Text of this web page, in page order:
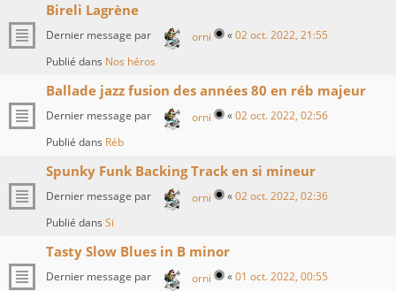
Bireli Lagrène
Dernier message par orni «02 oct. 2022, 21:55
Publié dans Nos héros
Ballade jazz fusion des années 80 en réb majeur
Dernier message par orni «02 oct. 2022, 02:56
Publié dans Réb
Spunky Funk Backing Track en si mineur
Dernier message par orni «02 oct. 2022, 02:36
Publié dans Si
Tasty Slow Blues in B minor
Dernier message par orni «01 oct. 2022, 00:55